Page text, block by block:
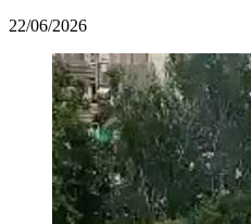
22/06/2026